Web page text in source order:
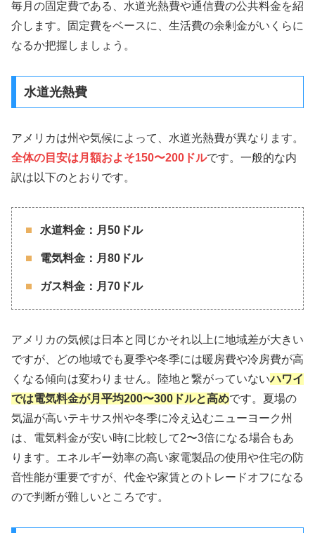
毎月の固定費である、水道光熱費や通信費の公共料金を紹
介します。固定費をベースに、生活費の余剰金がいくらに
なるか把握しましょう。
水道光熱費
アメリカは州や気候によって、水道光熱費が異なります。
全体の目安は月額およそ150〜200ドルです。一般的な内
訳は以下のとおりです。
水道料金：月50ドル
電気料金：月80ドル
ガス料金：月70ドル
アメリカの気候は日本と同じかそれ以上に地域差が大きい
ですが、どの地域でも夏季や冬季には暖房費や冷房費が高
くなる傾向は変わりません。陸地と繋がっていないハワイ
では電気料金が月平均200〜300ドルと高めです。夏場の
気温が高いテキサス州や冬季に冷え込むニューヨーク州
は、電気料金が安い時に比較して2〜3倍になる場合もあ
ります。エネルギー効率の高い家電製品の使用や住宅の防
音性能が重要ですが、代金や家賃とのトレードオフになる
ので判断が難しいところです。